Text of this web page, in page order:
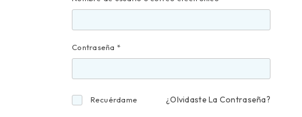
Contraseña *
Recuérdame ¿Olvidaste La Contraseña?